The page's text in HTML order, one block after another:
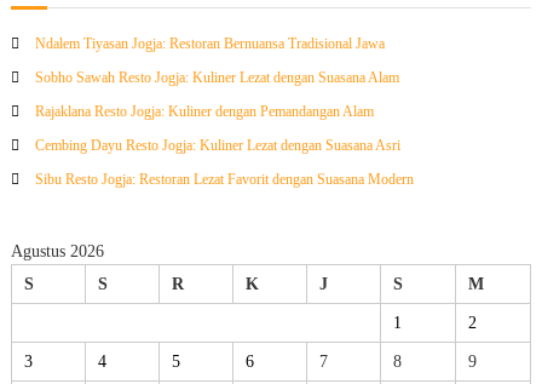
Ndalem Tiyasan Jogja: Restoran Bernuansa Tradisional Jawa
Sobho Sawah Resto Jogja: Kuliner Lezat dengan Suasana Alam
Rajaklana Resto Jogja: Kuliner dengan Pemandangan Alam
Cembing Dayu Resto Jogja: Kuliner Lezat dengan Suasana Asri
Sibu Resto Jogja: Restoran Lezat Favorit dengan Suasana Modern
Agustus 2026
S
S R K J S M
1 2
3 4 5 6 7 8 9